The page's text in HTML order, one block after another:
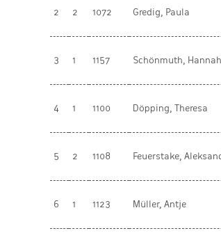
2 2 1072 Gredig, Paula
3 1 1157 Schönmuth, Hannah
4 1 1100 Döpping, Theresa
5 2 1108 Feuerstake,
6 1 1123 Müller, Antje